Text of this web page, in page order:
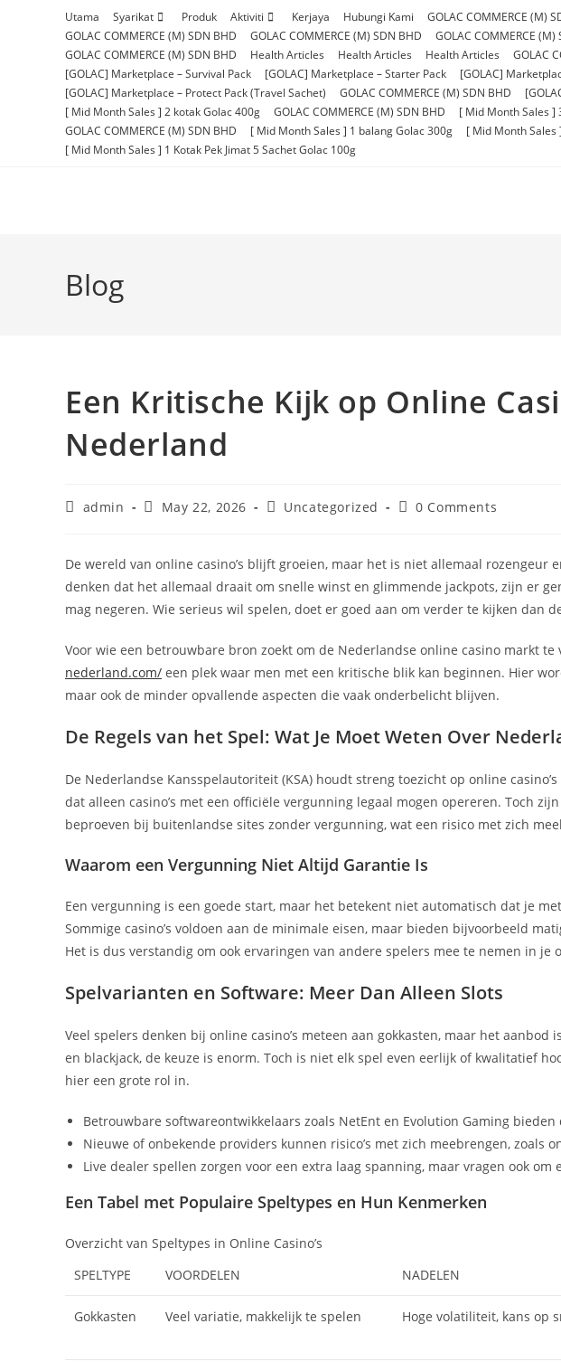
Utama Syarikat Produk Aktiviti Kerjaya Hubungi Kami GOLAC COMMERCE (M)
GOLAC COMMERCE (M) SDN BHD
GOLAC COMMERCE (M) SDN BHD GOLAC COMMERCE (M)
GOLAC COMMERCE (M) SDN BHD
Health Articles Health Articles Health Articles GOLAC
[GOLAC] Marketplace – Survival Pack
[GOLAC] Marketplace – Starter Pack [GOLAC]
[GOLAC] Marketplace – Protect Pack (Travel Sachet)
GOLAC COMMERCE (M) SDN BHD
[ Mid Month Sales ] 2 kotak Golac 400g
GOLAC COMMERCE (M) SDN BHD [ Mid Month Sales ]
GOLAC COMMERCE (M) SDN BHD
[ Mid Month Sales ] 1 balang Golac 300g [ Mid Month Sales
[ Mid Month Sales ] 1 Kotak Pek Jimat 5 Sachet Golac 100g
Blog
Een Kritische Kijk op Online
Nederland
Postadmin
PostMay 22, 2026
PostUncategorized
Post0 Comments
De wereld van online casino’s blijft groeien, maar het is niet allemaal rozengeur
denken dat het allemaal draait om snelle winst en glimmende jackpots, zijn er
mag negeren. Wie serieus wil spelen, doet er goed aan om verder te kijken dan
Voor wie een betrouwbare bron zoekt om de Nederlandse online casino markt te
nederland.com/ een plek waar men met een kritische blik kan beginnen. Hier
maar ook de minder opvallende aspecten die vaak onderbelicht blijven.
De Regels van het Spel: Wat Je Moet Weten Over
De Nederlandse Kansspelautoriteit (KSA) houdt streng toezicht op online
dat alleen casino’s met een officiële vergunning legaal mogen opereren. Toch
beproeven bij buitenlandse sites zonder vergunning, wat een risico met zich
Waarom een Vergunning Niet Altijd Garantie Is
Een vergunning is een goede start, maar het betekent niet automatisch dat je
Sommige casino’s voldoen aan de minimale eisen, maar bieden bijvoorbeeld
Het is dus verstandig om ook ervaringen van andere spelers mee te nemen in je
Spelvarianten en Software: Meer Dan Alleen Slots
Veel spelers denken bij online casino’s meteen aan gokkasten, maar het
en blackjack, de keuze is enorm. Toch is niet elk spel even eerlijk of kwalitatief
hier een grote rol in.
Betrouwbare softwareontwikkelaars zoals NetEnt en Evolution Gaming
Nieuwe of onbekende providers kunnen risico’s met zich meebrengen, zoals
Live dealer spellen zorgen voor een extra laag spanning, maar vragen ook
Een Tabel met Populaire Speltypes en Hun Kenmerken
Overzicht van Speltypes in Online Casino’s
SPELTYPE
VOORDELEN NADELEN
Gokkasten Veel variatie, makkelijk te spelen Hoge volatiliteit, kans op